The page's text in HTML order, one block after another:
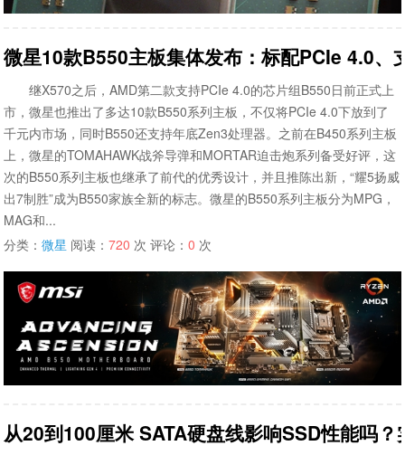
微星10款B550主板集体发布：标配PCIe 4.0、
继X570之后，AMD第二款支持PCIe 4.0的芯片组B550日前正式上
市，微星也推出了多达10款B550系列主板，不仅将PCIe 4.0下放到了
千元内市场，同时B550还支持年底Zen3处理器。之前在B450系列主板
上，微星的TOMAHAWK战斧导弹和MORTAR迫击炮系列备受好评，这
次的B550系列主板也继承了前代的优秀设计，并且推陈出新，“耀5扬威
出7制胜”成为B550家族全新的标志。微星的B550系列主板分为MPG，
MAG和...
分类：微星 阅读：720 次 评论：0 次
从20到100厘米 SATA硬盘线影响SSD性能吗？